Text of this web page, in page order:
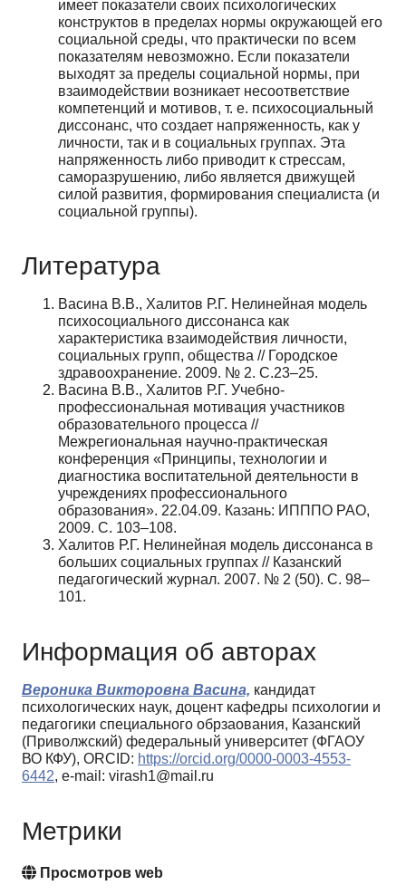
имеет показатели своих психологических
конструктов в пределах нормы окружающей его
социальной среды, что практически по всем
показателям невозможно. Если показатели
выходят за пределы социальной нормы, при
взаимодействии возникает несоответствие
компетенций и мотивов, т. е. психосоциальный
диссонанс, что создает напряженность, как у
личности, так и в социальных группах. Эта
напряженность либо приводит к стрессам,
саморазрушению, либо является движущей
силой развития, формирования специалиста (и
социальной группы).
Литература
Васина В.В., Халитов Р.Г. Нелинейная модель
психосоциального диссонанса как
характеристика взаимодействия личности,
социальных групп, общества // Городское
здравоохранение. 2009. № 2. С.23–25.
Васина В.В., Халитов Р.Г. Учебно-
профессиональная мотивация участников
образовательного процесса //
Межрегиональная научно-практическая
конференция «Принципы, технологии и
диагностика воспитательной деятельности в
учреждениях профессионального
образования». 22.04.09. Казань: ИПППО РАО,
2009. С. 103–108.
Халитов Р.Г. Нелинейная модель диссонанса в
больших социальных группах // Казанский
педагогический журнал. 2007. № 2 (50). С. 98–
101.
Информация об авторах
Вероника Викторовна Васина, кандидат
психологических наук, доцент кафедры психологии и
педагогики специального обрзаования, Казанский
(Приволжский) федеральный университет (ФГАОУ
ВО КФУ), ORCID: https://orcid.org/0000-0003-4553-
6442, e-mail: virash1@mail.ru
Метрики
Просмотров web